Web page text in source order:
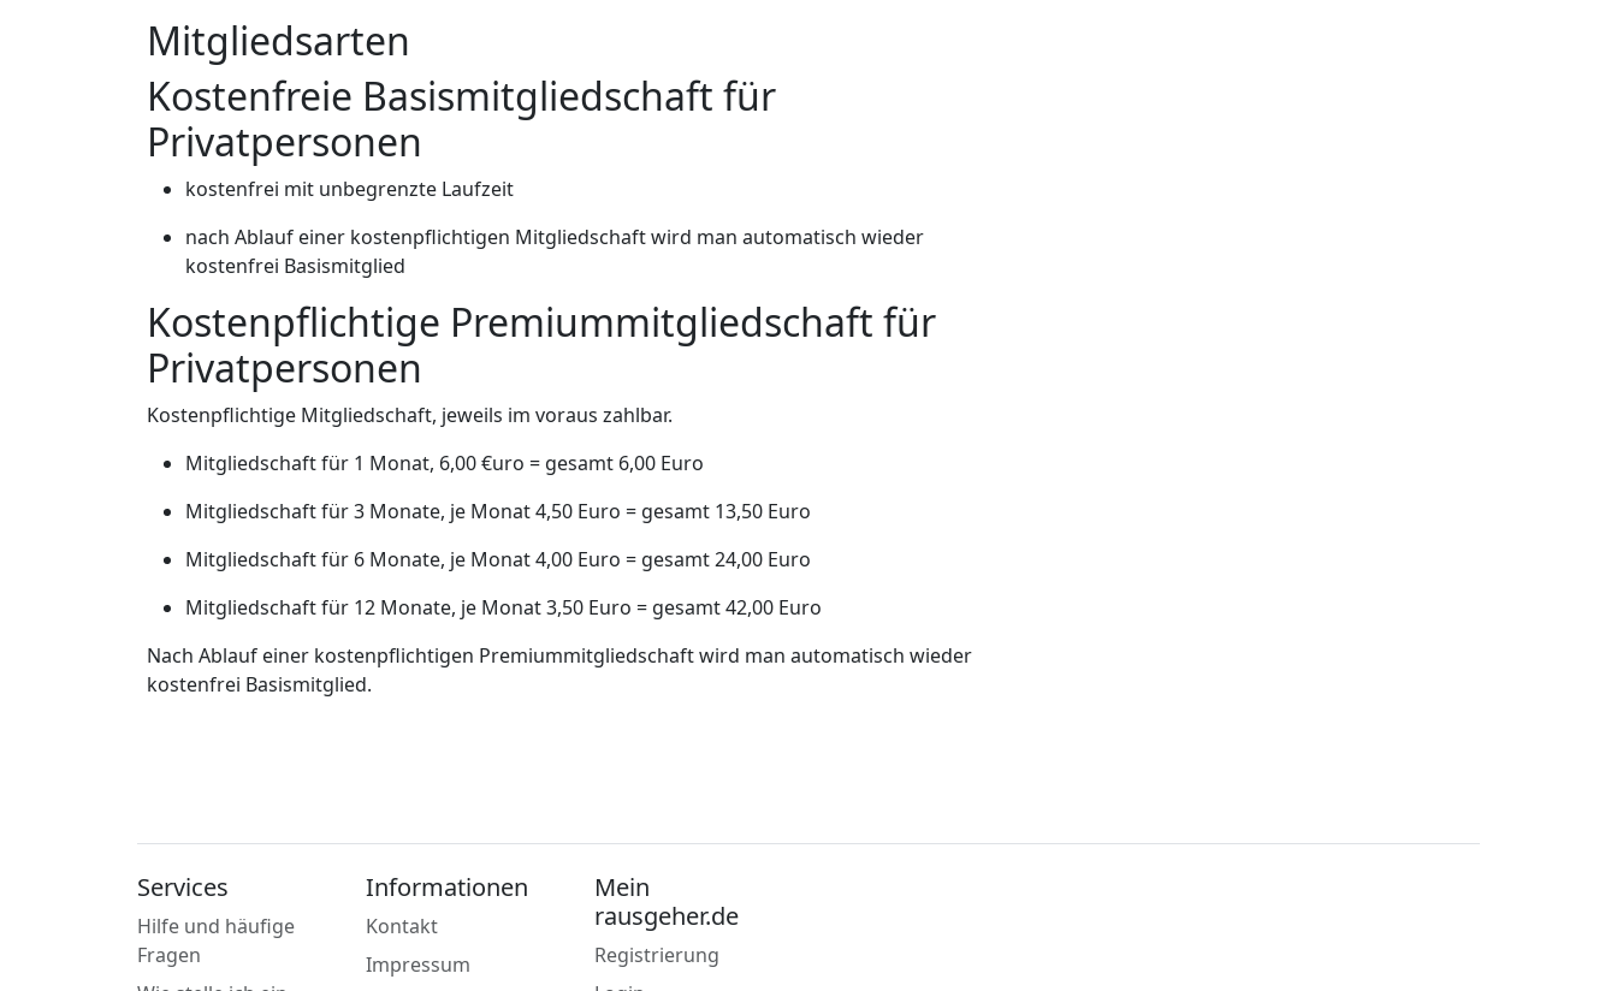
Mitgliedsarten
Kostenfreie Basismitgliedschaft für
Privatpersonen
kostenfrei mit unbegrenzte Laufzeit
nach Ablauf einer kostenpflichtigen Mitgliedschaft wird man automatisch wieder
kostenfrei Basismitglied
Kostenpflichtige Premiummitgliedschaft für
Privatpersonen
Kostenpflichtige Mitgliedschaft, jeweils im voraus zahlbar.
Mitgliedschaft für 1 Monat, 6,00 €uro = gesamt 6,00 Euro
Mitgliedschaft für 3 Monate, je Monat 4,50 Euro = gesamt 13,50 Euro
Mitgliedschaft für 6 Monate, je Monat 4,00 Euro = gesamt 24,00 Euro
Mitgliedschaft für 12 Monate, je Monat 3,50 Euro = gesamt 42,00 Euro
Nach Ablauf einer kostenpflichtigen Premiummitgliedschaft wird man automatisch wieder
kostenfrei Basismitglied.
Services
Hilfe und häufige
Fragen
Informationen
Kontakt
Impressum
Mein
rausgeher.de
Registrierung